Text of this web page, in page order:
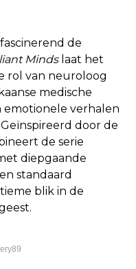
de
Mindslaat het
rol van neuroloog
medische
emotionele verhalen
door de
de serie
diepgaande
standaard
blik in de